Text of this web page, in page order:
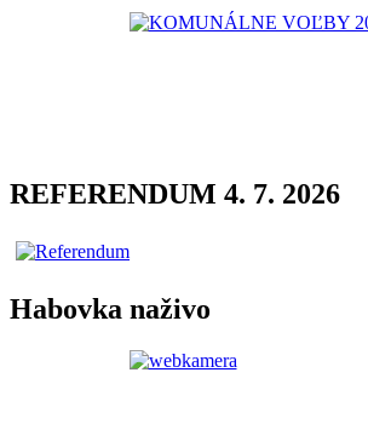
REFERENDUM 4. 7. 2026
Habovka naživo